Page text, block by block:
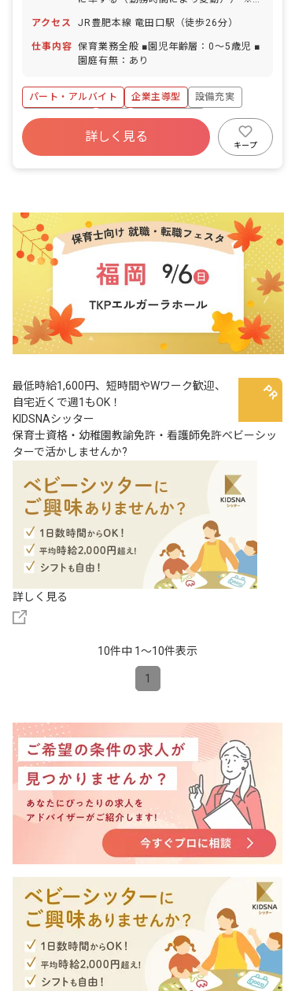
アクセス
JR豊肥本線 竜田口駅（徒歩26分）
仕事内容 保育業務全般 ■園児年齢層：0～5歳児 ■
園庭有無：あり
パート・アルバイト 企業主導型
設備充実
社会保険完備
有給
福利厚生充実
昇給昇進あり
詳しく見る
キープ
最低時給1,600円、短時間やWワーク歓迎、
自宅近くで週1もOK！
KIDSNAシッター
保育士資格・幼稚園教諭免許・看護師免許ベビーシッ
ターで活かしませんか?
詳しく見る
10件中 1〜10件表示
1